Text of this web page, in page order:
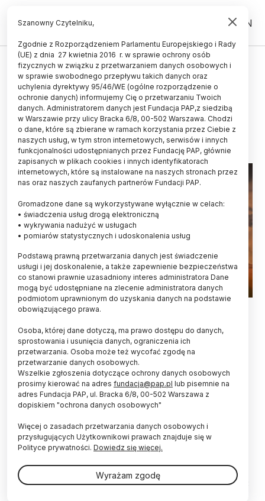
PL EN
ŚWIAT
Największy meteoryt marsjański
sprzedano za 5 milionów dolarów
19.07.2025
aktualizacja: 19.07.2025
1 minuta czytania
15.07.2025 EPA/SARAH YENESEL
Największy meteoryt z Marsa znaleziony na Ziemi
- okaz NWA 16788 - został sprzedany na aukcji za
ponad 5 milionów dolarów.
Rzadki marsjański meteoryt wystawiono na aukcji
prowadzonej przez międzynarodową sieć domów
aukcyjnych Sotheby’s. Okaz został sprzedany 16
lipca za 5 296 000 dolarów.
(NWA 16788), ma wymiary 37,5 x 27,9 x 15,2 cm i
waży 24,67 kg. Został odnaleziony 16 listopada 2023
Szanowny Czytelniku,
Zgodnie z Rozporządzeniem Parlamentu Europejskiego i Rady
(UE) z dnia 27 kwietnia 2016 r. w sprawie ochrony osób
fizycznych w związku z przetwarzaniem danych osobowych i
w sprawie swobodnego przepływu takich danych oraz
uchylenia dyrektywy 95/46/WE (ogólne rozporządzenie o
ochronie danych) informujemy Cię o przetwarzaniu Twoich
danych. Administratorem danych jest Fundacja PAP,z siedzibą
w Warszawie przy ulicy Bracka 6/8, 00-502 Warszawa. Chodzi
o dane, które są zbierane w ramach korzystania przez Ciebie z
naszych usług, w tym stron internetowych, serwisów i innych
funkcjonalności udostępnianych przez Fundację PAP, głównie
zapisanych w plikach cookies i innych identyfikatorach
internetowych, które są instalowane na naszych stronach przez
nas oraz naszych zaufanych partnerów Fundacji PAP.
Gromadzone dane są wykorzystywane wyłącznie w celach:
• świadczenia usług drogą elektroniczną
• wykrywania nadużyć w usługach
• pomiarów statystycznych i udoskonalenia usług
Podstawą prawną przetwarzania danych jest świadczenie
usługi i jej doskonalenie, a także zapewnienie bezpieczeństwa
co stanowi prawnie uzasadniony interes administratora Dane
mogą być udostępniane na zlecenie administratora danych
podmiotom uprawnionym do uzyskania danych na podstawie
obowiązującego prawa.
Osoba, której dane dotyczą, ma prawo dostępu do danych,
sprostowania i usunięcia danych, ograniczenia ich
przetwarzania. Osoba może też wycofać zgodę na
przetwarzanie danych osobowych.
Wszelkie zgłoszenia dotyczące ochrony danych osobowych
prosimy kierować na adres fundacja@pap.pl lub pisemnie na
adres Fundacja PAP, ul. Bracka 6/8, 00-502 Warszawa z
dopiskiem "ochrona danych osobowych"
Więcej o zasadach przetwarzania danych osobowych i
przysługujących Użytkownikowi prawach znajduje się w
Polityce prywatności. Dowiedz się więcej.
Wyrażam zgodę